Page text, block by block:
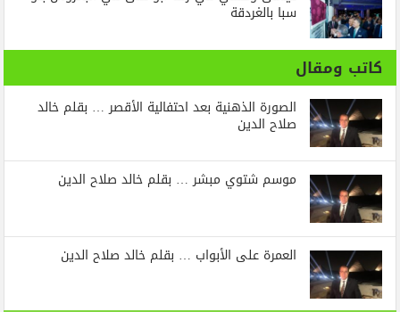
سبا بالغردقة
كاتب ومقال
الصورة الذهنية بعد احتفالية الأقصر … بقلم خالد
صلاح الدين
موسم شتوي مبشر … بقلم خالد صلاح الدين
العمرة على الأبواب … بقلم خالد صلاح الدين